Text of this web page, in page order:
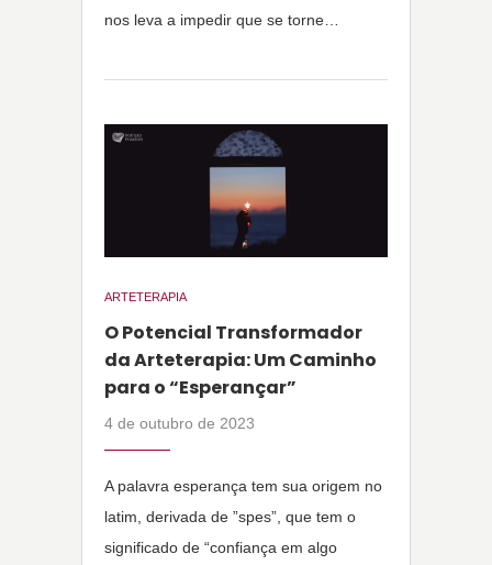
nos leva a impedir que se torne…
ARTETERAPIA
O Potencial Transformador
da Arteterapia: Um Caminho
para o “Esperançar”
4 de outubro de 2023
A palavra esperança tem sua origem no
latim, derivada de ”spes”, que tem o
significado de “confiança em algo